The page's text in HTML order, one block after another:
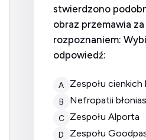
stwierdzono
obraz przemawia za
rozpoznaniem:
odpowiedź:
A zespołu cienkich
B nefropatii
C zespołu Alporta
D zespołu